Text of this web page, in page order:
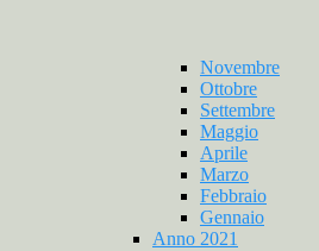
Novembre
Ottobre
Settembre
Maggio
Aprile
Marzo
Febbraio
Gennaio
Anno 2021